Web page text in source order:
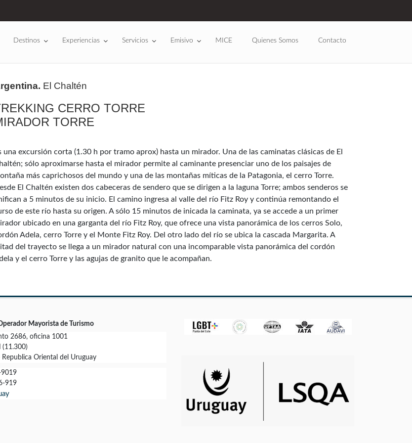
Destinos Experiencias Servicios Emisivo MICE Quienes Somos Contacto
El Chaltén
CERRO TORRE
TORRE
una excursión corta (1.30 h por tramo aprox) hasta un mirador. Una de las caminatas clásicas de El
sólo aproximarse hasta el mirador permite al caminante presenciar uno de los paisajes de
más caprichosos del mundo y una de las montañas míticas de la Patagonia, el cerro Torre.
El Chaltén existen dos cabeceras de sendero que se dirigen a la laguna Torre; ambos senderos se
a 5 minutos de su inicio. El camino ingresa al valle del río Fitz Roy y continúa remontando el
de este río hasta su origen. A sólo 15 minutos de inicada la caminata, ya se accede a un primer
ubicado en una garganta del río Fitz Roy, que ofrece una vista panorámica de los cerros Solo,
Adela, cerro Torre y el Monte Fitz Roy. Del otro lado del río se ubica la cascada Margarita. A
del trayecto se llega a un mirador natural con una incomparable vista panorámica del cordón
y el cerro Torre y las agujas de granito que le acompañan.
Mayorista de Turismo
2686, oficina 1001
(11.300)
Oriental del Uruguay
919